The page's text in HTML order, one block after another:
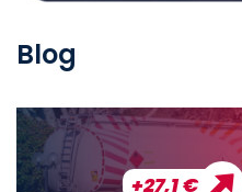
Blog
+27,1 €